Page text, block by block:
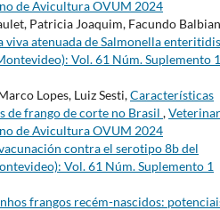
de Avicultura OVUM 2024
Patricia Joaquim, Facundo
atenuada de Salmonella enteritidis
Vol. 61 Núm. Suplemento 1
Lopes, Luiz Sesti,Características
de frango de corte no Brasil ,
de Avicultura OVUM 2024
contra el serotipo 8b del
Vol. 61 Núm. Suplemento 1
frangos recém-nascidos: